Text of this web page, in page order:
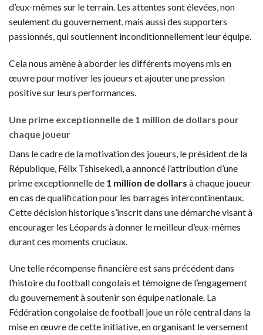
d’eux-mêmes sur le terrain. Les attentes sont élevées, non
seulement du gouvernement, mais aussi des supporters
passionnés, qui soutiennent inconditionnellement leur équipe.
Cela nous amène à aborder les différents moyens mis en
œuvre pour motiver les joueurs et ajouter une pression
positive sur leurs performances.
Une prime exceptionnelle de 1 million de dollars pour
chaque joueur
Dans le cadre de la motivation des joueurs, le président de la
République, Félix Tshisekedi, a annoncé l’attribution d’une
prime exceptionnelle de 1 million de dollars à chaque joueur
en cas de qualification pour les barrages intercontinentaux.
Cette décision historique s’inscrit dans une démarche visant à
encourager les Léopards à donner le meilleur d’eux-mêmes
durant ces moments cruciaux.
Une telle récompense financière est sans précédent dans
l’histoire du football congolais et témoigne de l’engagement
du gouvernement à soutenir son équipe nationale. La
Fédération congolaise de football joue un rôle central dans la
mise en œuvre de cette initiative, en organisant le versement